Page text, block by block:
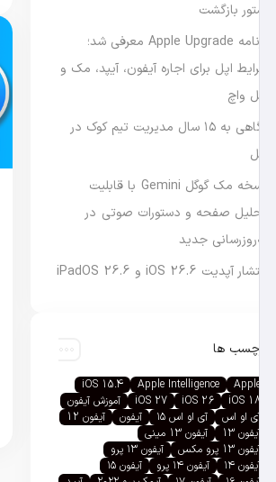
استور بازگشت
برنامه Apple Upgrade معرفی شد؛
شرایط اپل برای اجاره آیفون، آیپد، مک و
اپل واچ
نگاهی به ۱۵ سال مدیریت تیم کوک در
اپل
نسخه مک گوگل Gemini با قابلیت
تحلیل صفحه و دستورات صوتی در
به‌روزرسانی جدید
انتشار آپدیت iOS 26.6 و iPadOS 26.6
برچسب ها
Apple
Apple Intelligence
iOS 15.4
iOS 18
iOS 26
iOS 27
آموزش آیفون
آی او اس
آی او اس ۱۵ آیفون
آیفون 12
آیفون 13
آیفون 13 مینی
آیفون 13 پرو مکس
آیفون ۱۳ پرو
آیفون ۱۴
آیفون ۱۴ پرو
آیفون ۱۵